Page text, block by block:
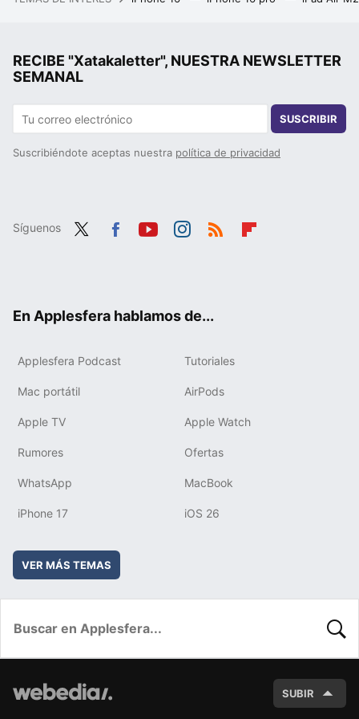
RECIBE "Xatakaletter", NUESTRA NEWSLETTER
SEMANAL
SUSCRIBIR
Suscribiéndote aceptas nuestra política de privacidad
Síguenos
En Applesfera hablamos de...
Applesfera Podcast Tutoriales
Mac portátil AirPods
Apple TV Apple Watch
Rumores Ofertas
WhatsApp MacBook
iPhone 17 iOS 26
VER MÁS TEMAS
SUBIR